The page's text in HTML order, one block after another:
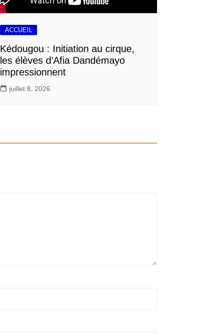
ACCUEIL
Kédougou : Initiation au cirque,
les élèves d’Afia Dandémayo
impressionnent
juillet 8, 2026